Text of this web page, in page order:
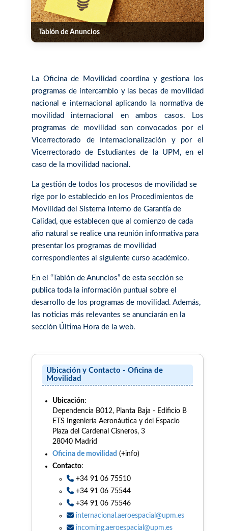
Tablón de Anuncios
La Oficina de Movilidad coordina y gestiona los
programas de intercambio y las becas de movilidad
nacional e internacional aplicando la normativa de
movilidad internacional en ambos casos. Los
programas de movilidad son convocados por el
Vicerrectorado de Internacionalización y por el
Vicerrectorado de Estudiantes de la UPM, en el
caso de la movilidad nacional.
La gestión de todos los procesos de movilidad se
rige por lo establecido en los Procedimientos de
Movilidad del Sistema Interno de Garantía de
Calidad, que establecen que al comienzo de cada
año natural se realice una reunión informativa para
presentar los programas de movilidad
correspondientes al siguiente curso académico.
En el “Tablón de Anuncios” de esta sección se
publica toda la información puntual sobre el
desarrollo de los programas de movilidad. Además,
las noticias más relevantes se anunciarán en la
sección Última Hora de la web.
Ubicación y Contacto - Oficina de
Movilidad
Ubicación:
Dependencia B012, Planta Baja - Edificio B
ETS Ingeniería Aeronáutica y del Espacio
Plaza del Cardenal Cisneros, 3
28040 Madrid
Oficina de movilidad (+info)
Contacto:
+34 91 06 75510
+34 91 06 75544
+34 91 06 75546
internacional.aeroespacial@upm.es
incoming.aeroespacial@upm.es